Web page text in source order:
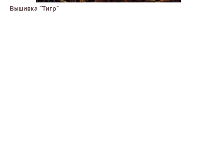
Вышивка "Тигр"